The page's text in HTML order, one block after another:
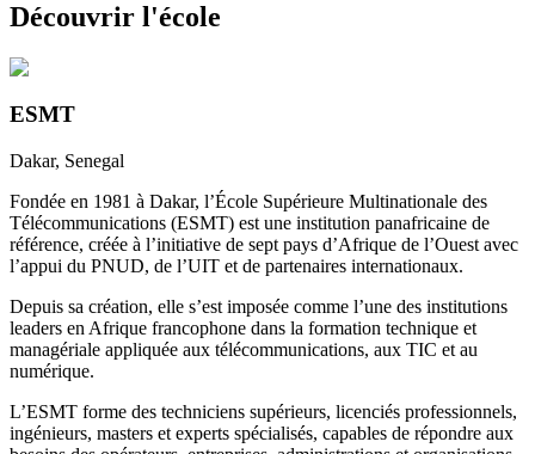
Découvrir l'école
ESMT
Dakar, Senegal
Fondée en 1981 à Dakar, l’École Supérieure Multinationale des
Télécommunications (ESMT) est une institution panafricaine de
référence, créée à l’initiative de sept pays d’Afrique de l’Ouest avec
l’appui du PNUD, de l’UIT et de partenaires internationaux.
Depuis sa création, elle s’est imposée comme l’une des institutions
leaders en Afrique francophone dans la formation technique et
managériale appliquée aux télécommunications, aux TIC et au
numérique.
L’ESMT forme des techniciens supérieurs, licenciés professionnels,
ingénieurs, masters et experts spécialisés, capables de répondre aux